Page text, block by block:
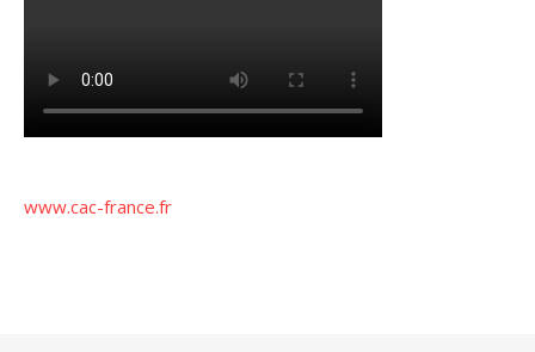
www.cac-france.fr